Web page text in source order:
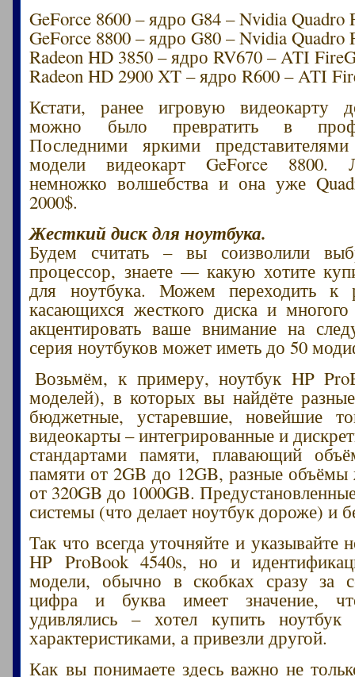
GeForce 8600 – ядро G84 – Nvidia Quadro
GeForce 8800 – ядро G80 – Nvidia Quadro
Radeon HD 3850 – ядро RV670 – ATI
Radeon HD 2900 XT – ядро R600 – ATI
Кстати, ранее игровую видеокарту
можно было превратить в
Последними яркими
модели видеокарт GeForce 8800.
немножко волшебства и она уже
2000$.
Жесткий диск для ноутбука.
Будем считать – вы соизволили
процессор, знаете — какую хотите
для ноутбука. Можем переходить к
касающихся жесткого диска и
акцентировать ваше внимание на
серия ноутбуков может иметь до 50
Возьмём, к примеру, ноутбук HP
моделей), в которых вы найдёте
бюджетные, устаревшие, новейшие
видеокарты – интегрированные и
стандартами памяти, плавающий
памяти от 2GB до 12GB, разные объёмы
от 320GB до 1000GB.
системы (что делает ноутбук дороже) и
Так что всегда уточняйте и указывайте
HP ProBook 4540s, но и
модели, обычно в скобках сразу за
цифра и буква имеет значение,
удивлялись – хотел купить
характеристиками, а привезли другой.
Как вы понимаете здесь важно не